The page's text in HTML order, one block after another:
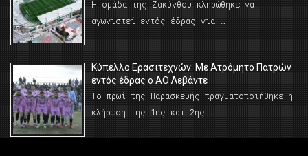
Η ομάδα της Ζακύνθου κληρώθηκε να
αγωνιστεί εντός έδρας για …
Κύπελλο Ερασιτεχνών: Με Ατρόμητο Πατρών
εντός έδρας ο ΑΟ Λεβάντε
Το πρωί της Παρασκευής πραγματοποιήθηκε η
κλήρωση της 1ης και 2ης …